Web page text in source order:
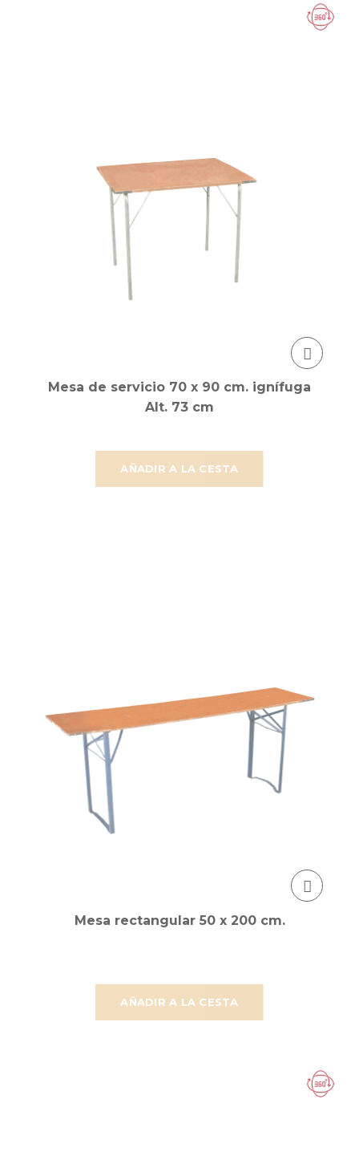
AÑADIR A LA CESTA
Mesa de servicio 70 x 90 cm. ignífuga
Alt. 73 cm
AÑADIR A LA CESTA
Mesa rectangular 50 x 200 cm.